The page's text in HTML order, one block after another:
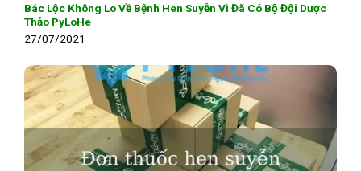
Bác Lộc Không Lo Về Bệnh Hen Suyễn Vì Đã Có Bộ Đội Dược
Thảo PyLoHe
27/07/2021